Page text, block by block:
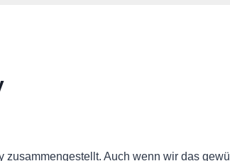
Auch wenn wir das